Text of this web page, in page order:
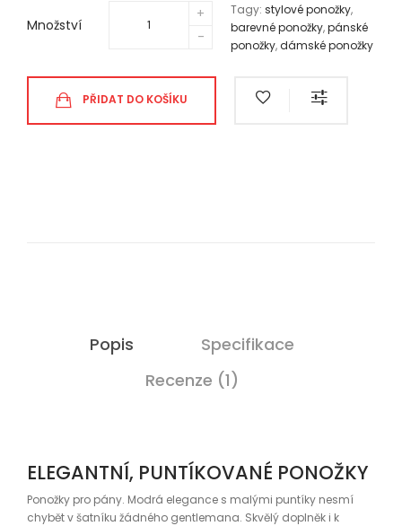
Množství
PŘIDAT DO KOŠÍKU
Tagy: stylové ponožky,
barevné ponožky,pánské
ponožky,dámské ponožky
Popis
Specifikace
Recenze (1)
ELEGANTNÍ, PUNTÍKOVANÉ PONOŽKY
Ponožky pro pány. Modrá elegance s malými puntíky nesmí
chybět v šatníku žádného gentlemana. Skvělý doplněk i k